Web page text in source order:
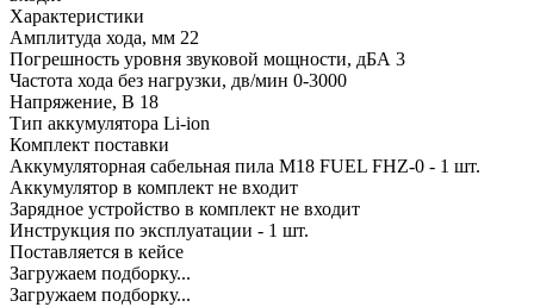
Характеристики
Амплитуда хода, мм 22
Погрешность уровня звуковой мощности, дБА 3
Частота хода без нагрузки, дв/мин 0-3000
Напряжение, В 18
Тип аккумулятора Li-ion
Комплект поставки
Аккумуляторная сабельная пила M18 FUEL FHZ-0 - 1 шт.
Аккумулятор в комплект не входит
Зарядное устройство в комплект не входит
Инструкция по эксплуатации - 1 шт.
Поставляется в кейсе
Загружаем подборку...
Загружаем подборку...